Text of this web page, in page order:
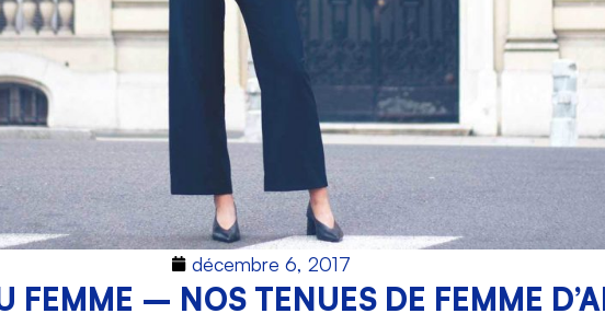
décembre 6, 2017
FEMME – NOS TENUES DE FEMME